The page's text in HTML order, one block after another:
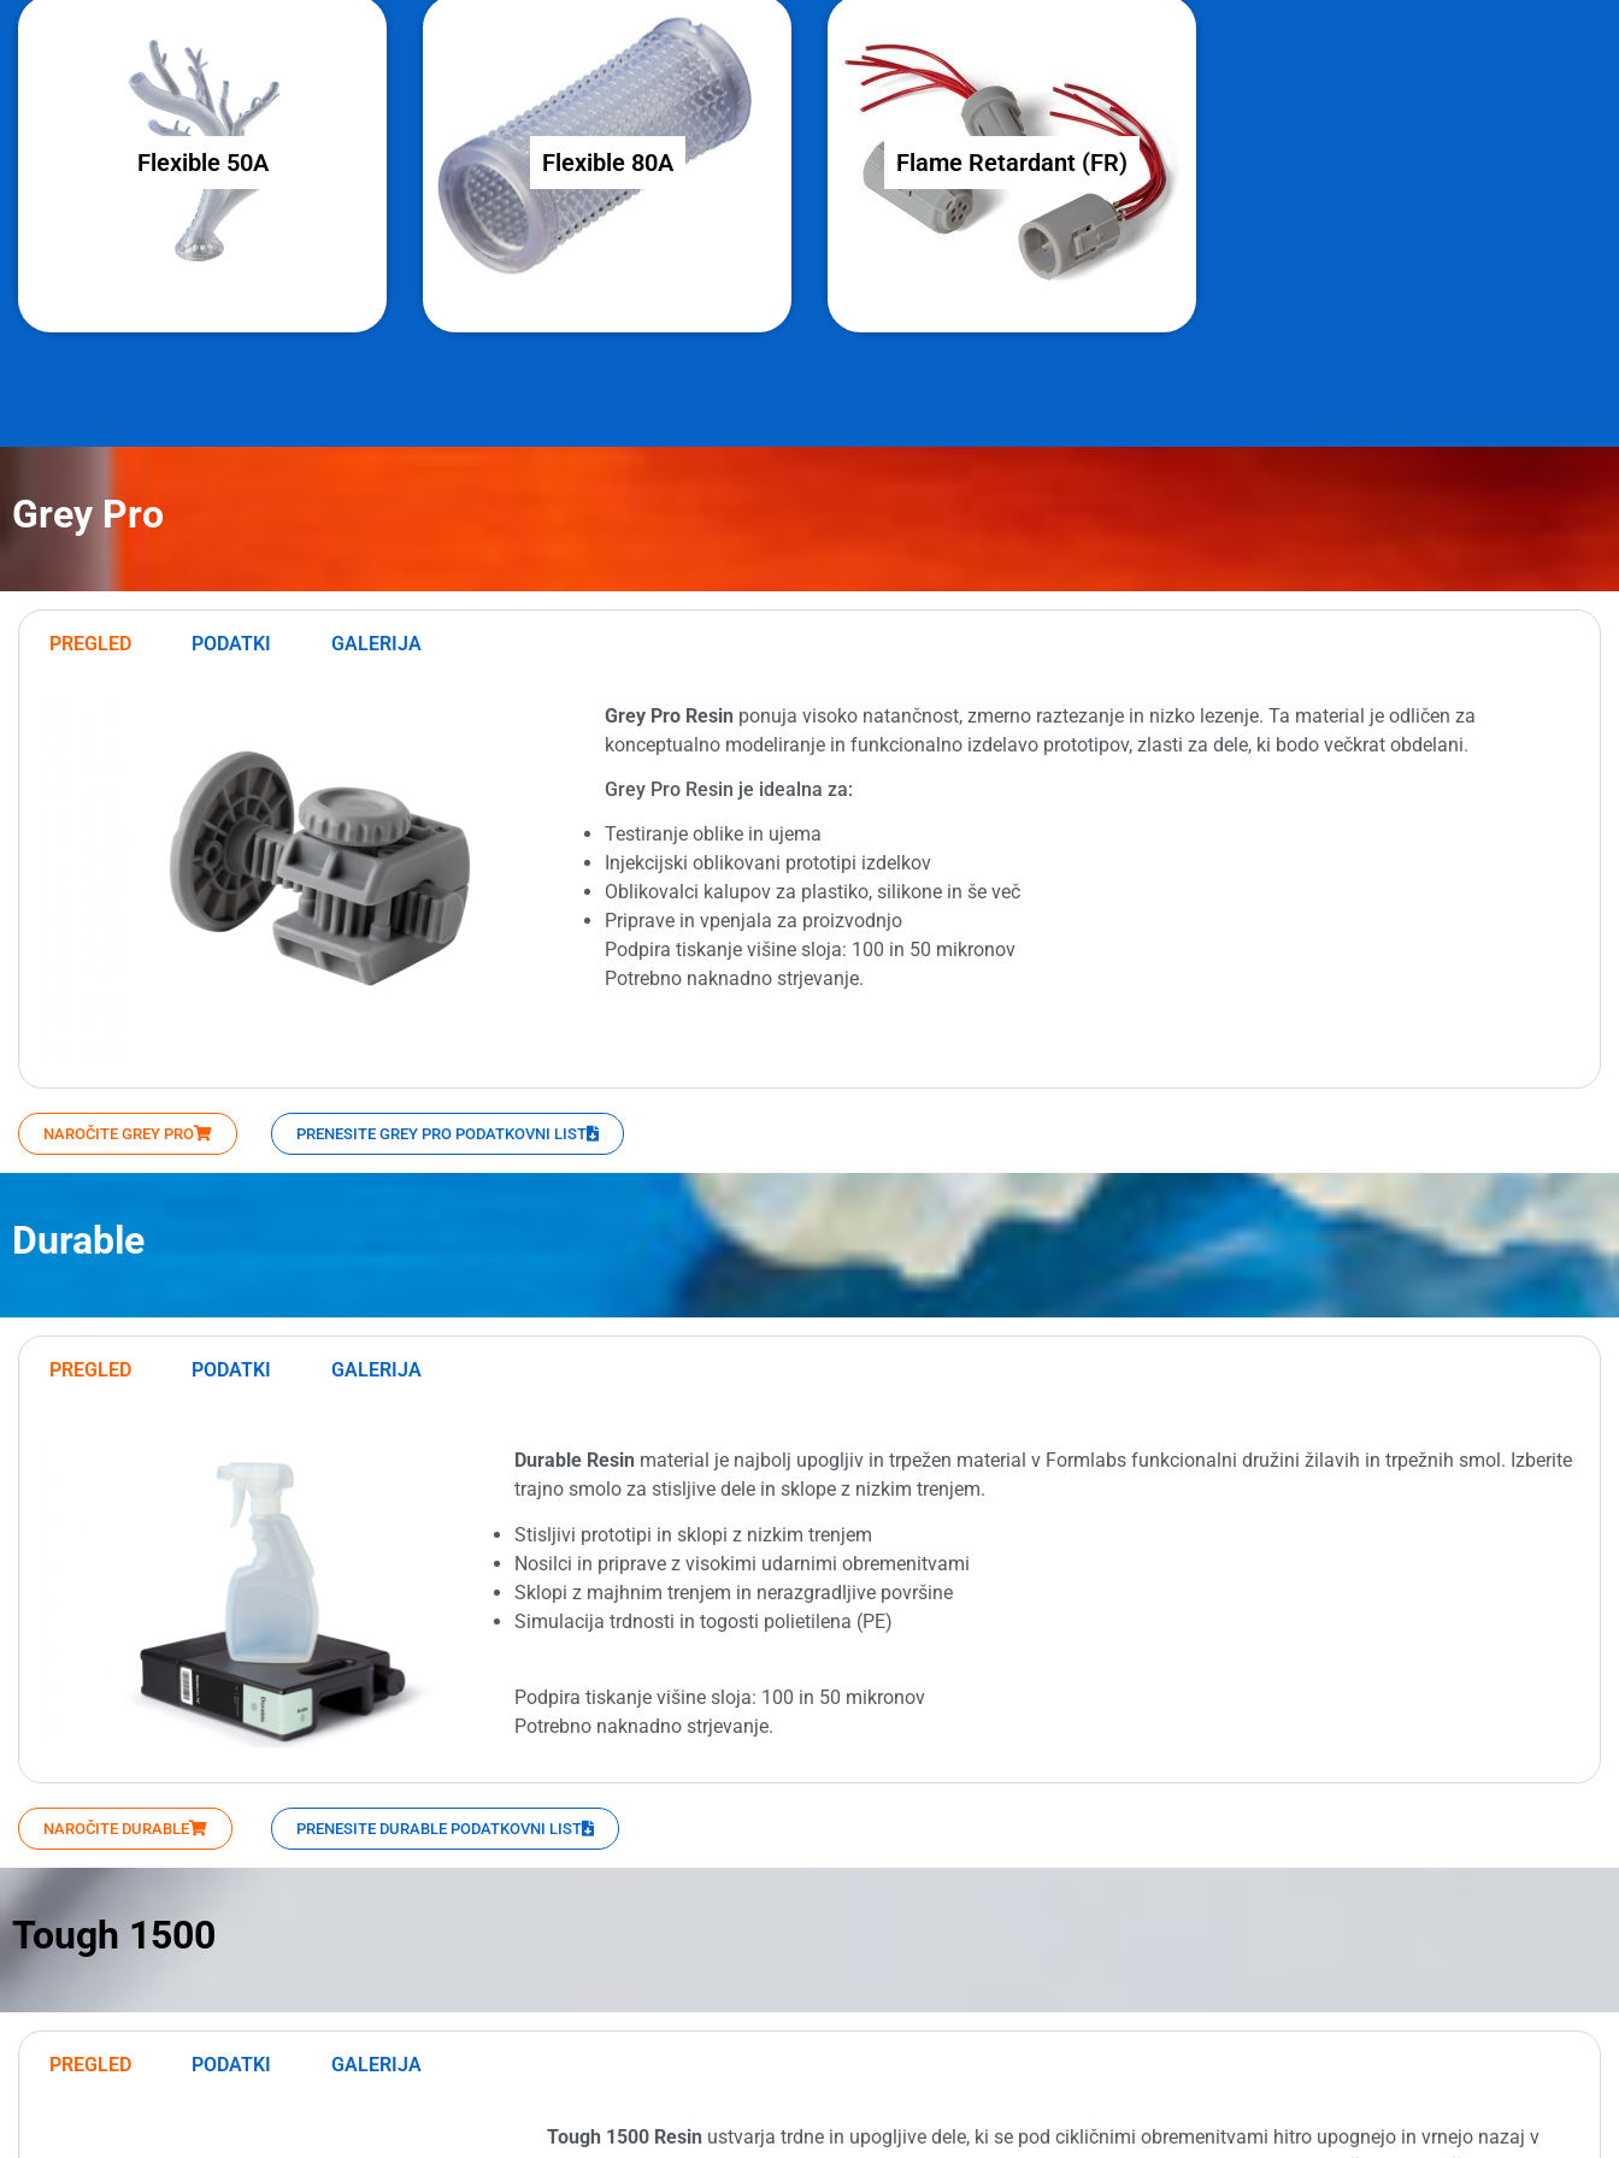
Flexible 50A
Flexible 50A Flexible 80A
Flexible 80A Flame Retardant (FR)
Flame Retardant (FR)
Samougasljiv in toplotno odporen
Grey Pro
PREGLED PODATKI GALERIJA
Grey Pro Resin ponuja visoko natančnost, zmerno raztezanje in nizko lezenje. Ta material je odličen za
konceptualno modeliranje in funkcionalno izdelavo prototipov, zlasti za dele, ki bodo večkrat obdelani.
Grey Pro Resin je idealna za:
Testiranje oblike in ujema
Injekcijski oblikovani prototipi izdelkov
Oblikovalci kalupov za plastiko, silikone in še več
Priprave in vpenjala za proizvodnjo
Podpira tiskanje višine sloja: 100 in 50 mikronov
Potrebno naknadno strjevanje.
NAROČITE GREY PRO PRENESITE GREY PRO PODATKOVNI LIST
Durable
PREGLED PODATKI GALERIJA
Durable Resin material je najbolj upogljiv in trpežen material v Formlabs funkcionalni družini žilavih in trpežnih smol. Izberite
trajno smolo za stisljive dele in sklope z nizkim trenjem.
Stisljivi prototipi in sklopi z nizkim trenjem
Nosilci in priprave z visokimi udarnimi obremenitvami
Sklopi z majhnim trenjem in nerazgradljive površine
Simulacija trdnosti in togosti polietilena (PE)
Podpira tiskanje višine sloja: 100 in 50 mikronov
Potrebno naknadno strjevanje.
NAROČITE DURABLE PRENESITE DURABLE PODATKOVNI LIST
Tough 1500
PREGLED PODATKI GALERIJA
Tough 1500 Resin ustvarja trdne in upogljive dele, ki se pod cikličnimi obremenitvami hitro upognejo in vrnejo nazaj v